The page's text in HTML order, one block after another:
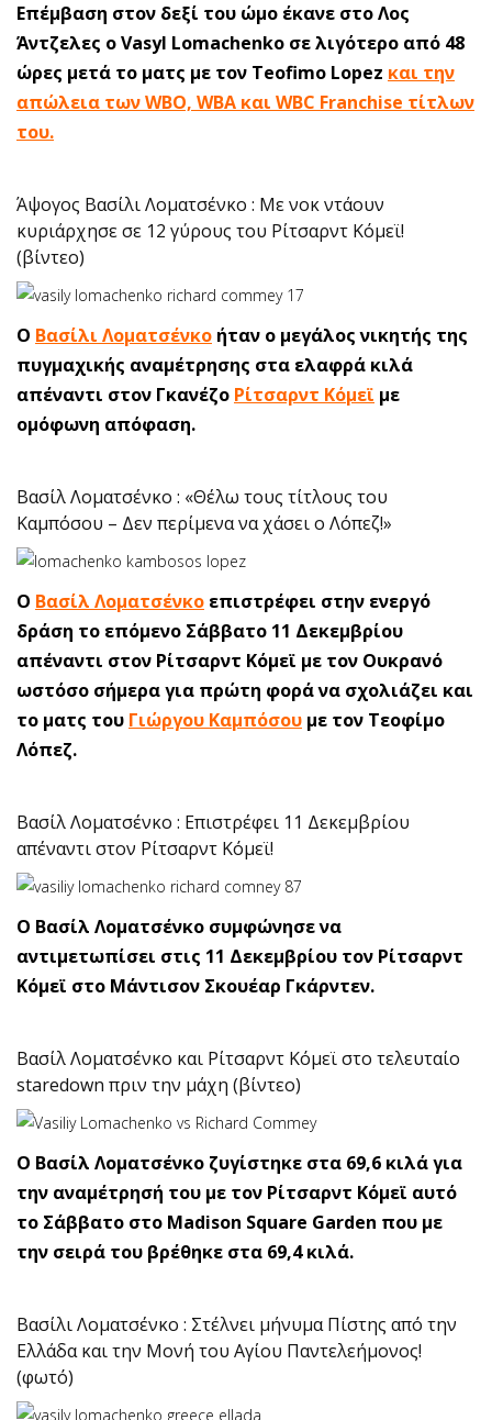
Επέμβαση στον δεξί του ώμο έκανε στο Λος
Άντζελες ο Vasyl Lomachenko σε λιγότερο από 48
ώρες μετά το ματς με τον Teofimo Lopez και την
απώλεια των WBO, WBA και WBC Franchise τίτλων
του.
Άψογος Βασίλι Λοματσένκο : Με νοκ ντάουν
κυριάρχησε σε 12 γύρους του Ρίτσαρντ Κόμεϊ!
(βίντεο)
Ο Βασίλι Λοματσένκο ήταν ο μεγάλος νικητής της
πυγμαχικής αναμέτρησης στα ελαφρά κιλά
απέναντι στον Γκανέζο Ρίτσαρντ Κόμεϊ με
ομόφωνη απόφαση.
Βασίλ Λοματσένκο : «Θέλω τους τίτλους του
Καμπόσου – Δεν περίμενα να χάσει ο Λόπεζ!»
Ο Βασίλ Λοματσένκο επιστρέφει στην ενεργό
δράση το επόμενο Σάββατο 11 Δεκεμβρίου
απέναντι στον Ρίτσαρντ Κόμεϊ με τον Ουκρανό
ωστόσο σήμερα για πρώτη φορά να σχολιάζει και
το ματς του Γιώργου Καμπόσου με τον Τεοφίμο
Λόπεζ.
Βασίλ Λοματσένκο : Επιστρέφει 11 Δεκεμβρίου
απέναντι στον Ρίτσαρντ Κόμεϊ!
O Βασίλ Λοματσένκο συμφώνησε να
αντιμετωπίσει στις 11 Δεκεμβρίου τον Ρίτσαρντ
Κόμεϊ στο Μάντισον Σκουέαρ Γκάρντεν.
Βασίλ Λοματσένκο και Ρίτσαρντ Κόμεϊ στο τελευταίο
staredown πριν την μάχη (βίντεο)
Ο Βασίλ Λοματσένκο ζυγίστηκε στα 69,6 κιλά για
την αναμέτρησή του με τον Ρίτσαρντ Κόμεϊ αυτό
το Σάββατο στο Madison Square Garden που με
την σειρά του βρέθηκε στα 69,4 κιλά.
Βασίλι Λοματσένκο : Στέλνει μήνυμα Πίστης από την
Ελλάδα και την Μονή του Αγίου Παντελεήμονος!
(φωτό)